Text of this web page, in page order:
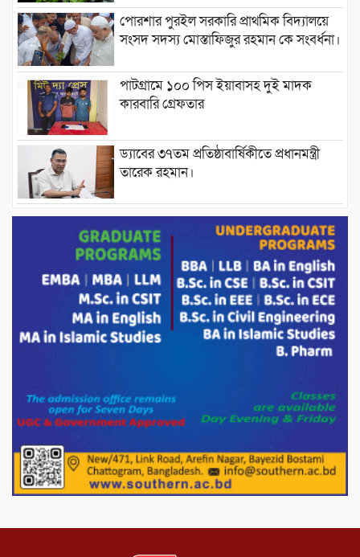
পোরশার পুরইল সরকারি প্রাথমিক বিদ্যালয়ে
সংসদ সদস্য মোস্তাফিজুর রহমান কে সংবর্ধনা।
পাটগ্রামে ১০০ পিস ইয়াবাসহ দুই মাদক
কারবারি গ্রেফতার
ড্যাবের ৩৭তম প্রতিষ্ঠাবার্ষিকীতে প্রধানমন্ত্রী
তারেক রহমান।
চন্দনাইশের হাশিমপুর ৪ নং ওয়ার্ডে ৫’শতাধিক
হতদরিদ্র পরিবারের মাঝে খাদ্যসামগ্রী বিতরণ
করেন মনজুর মোরশেদ
পরিবেশ রক্ষায় পাটগ্রামে ইহসান ইয়ুথ
সার্কেলের বৃক্ষরোপণ
মিরপুর-১১ নম্বরে দুর্বৃত্তদের গুলিতে বিএনপি
পাটগ্রামে চিকিৎসা সেবায় বীর মুক্তিযোদ্ধা দবির
উদ্দিন ফাউন্ডেশন
পাটগ্রামের দহগ্রাম ইউনিয়নের প্রধান সড়ক
ভেঙ্গে যোগাযোগ বিছিন্ন